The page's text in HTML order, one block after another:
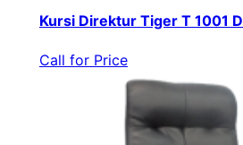
Kursi Direktur Tiger T 1001 D
Call for Price